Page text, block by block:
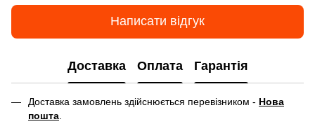
Написати відгук
Доставка Оплата Гарантія
Доставка замовлень здійснюється перевізником - Нова
пошта